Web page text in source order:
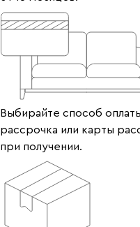
Выбирайте способ
рассрочка или карты
при получении.